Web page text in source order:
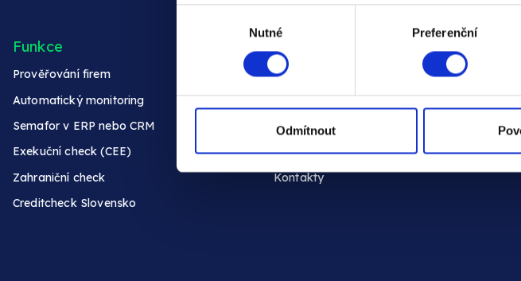
Nutné Preferenční
Odmítnout
Funkce
Prověřování firem
Automatický monitoring
Semafor v ERP nebo CRM
Exekuční check (CEE)
Zahraniční check
Creditcheck Slovensko
O nás
Kdo jsme
Naši klienti
Kariéra
Technická podpora
Kontakty